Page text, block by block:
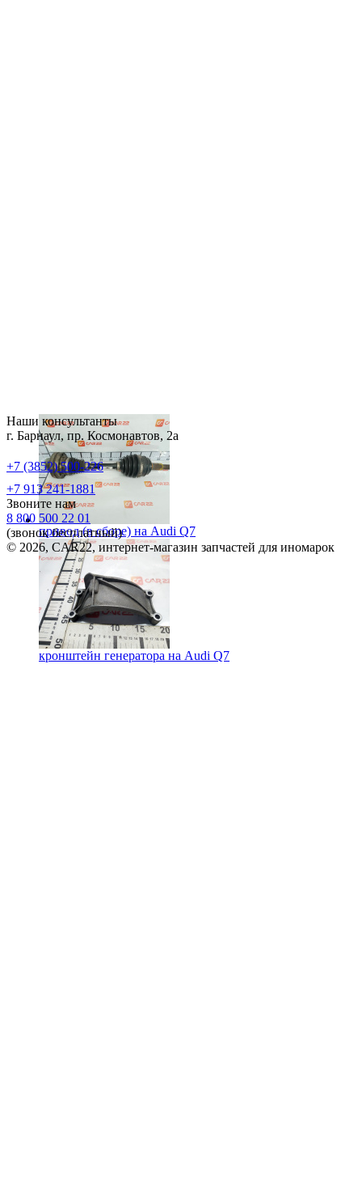
привод (в сборе) на Audi Q7
кронштейн генератора на Audi Q7
Наши консультанты
г. Барнаул, пр. Космонавтов, 2а
+7 (3852) 500-226
+7 913 241-1881
Звоните нам
8 800 500 22 01
(звонок бесплатный)
© 2026, CAR22, интернет-магазин запчастей для иномарок